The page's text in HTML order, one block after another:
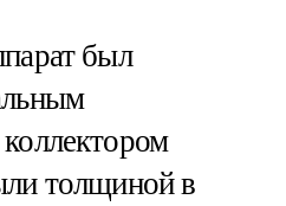
был
толщиной в